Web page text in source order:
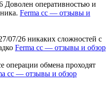
Доволен оперативностью и
Ferma cc — отзывы и
07/26 никаких сложностей с
Ferma cc — отзывы и обзор
операции обмена проходят
cc — отзывы и обзор